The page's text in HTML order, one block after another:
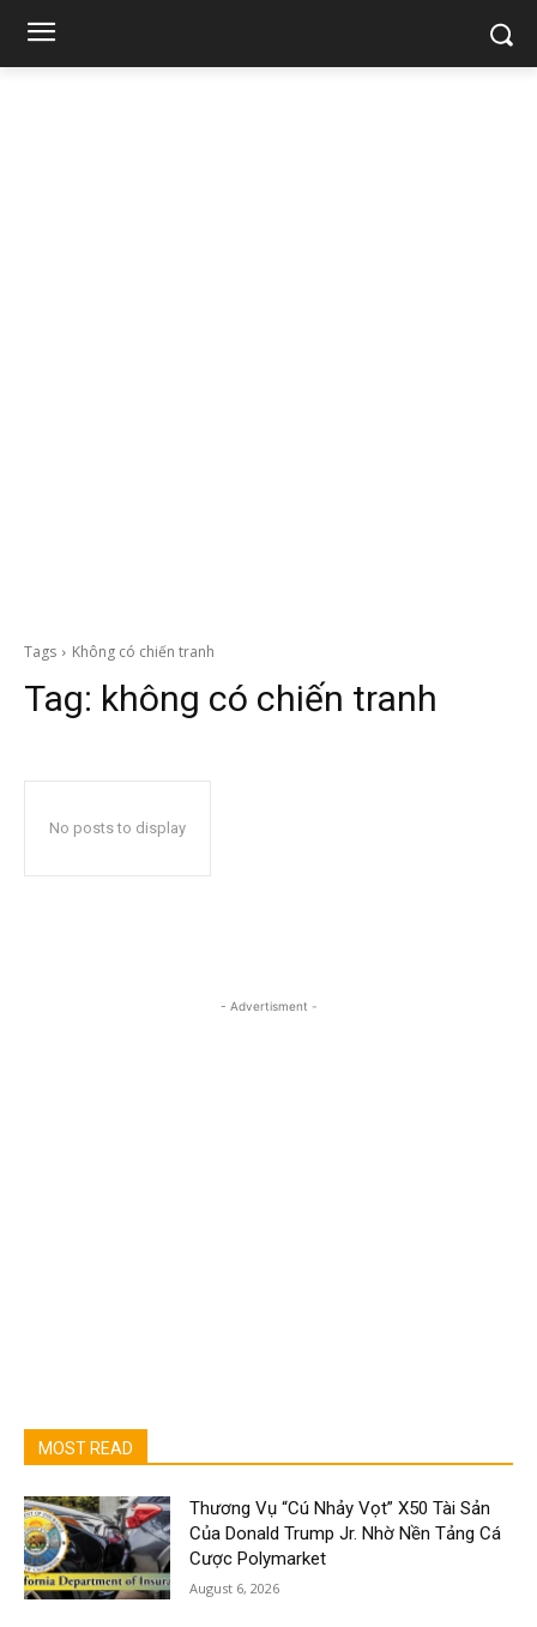
Tags Không có chiến tranh
Tag: không có chiến tranh
No posts to display
- Advertisment -
MOST READ
Thương Vụ “Cú Nhảy Vọt” X50 Tài Sản
Của Donald Trump Jr. Nhờ Nền Tảng Cá
Cược Polymarket
August 6, 2026